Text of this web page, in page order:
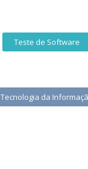
Teste de Software
Tecnologia da